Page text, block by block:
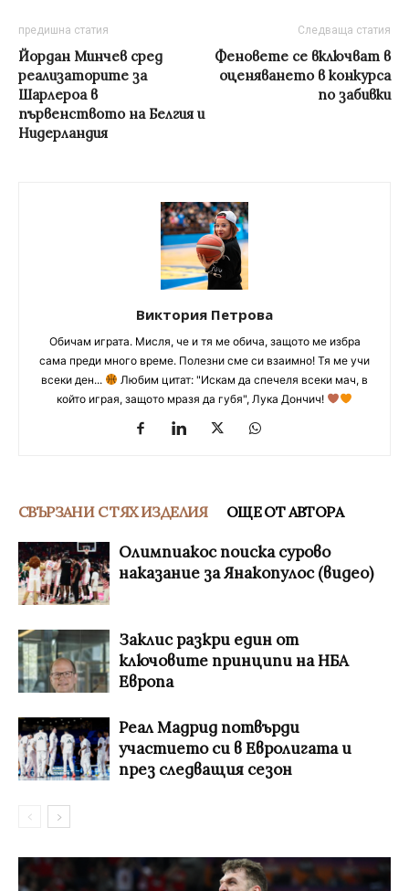
предишна статия
Йордан Минчев сред
реализаторите за
Шарлероа в
първенството на Белгия и
Нидерландия
Следваща статия
Феновете се включват в
оценяването в конкурса
по забивки
Виктория Петрова
Обичам играта. Мисля, че и тя ме обича, защото ме избра
сама преди много време. Полезни сме си взаимно! Тя ме учи
всеки ден...
Любим цитат: "Искам да спечеля всеки мач, в
който играя, защото мразя да губя", Лука Дончич!
СВЪРЗАНИ С ТЯХ ИЗДЕЛИЯ ОЩЕ ОТ АВТОРА
Олимпиакос поиска сурово
наказание за Янакопулос (видео)
Заклис разкри един от
ключовите принципи на НБА
Европа
Реал Мадрид потвърди
участието си в Евролигата и
през следващия сезон